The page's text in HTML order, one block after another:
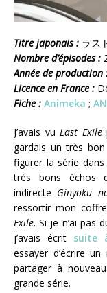
Titre japonais : ラス
Nombre d’épisodes :
Année de production
Licence en France :
Fiche : Animeka ;
J’avais vuLast Exile
gardais un très
figurer la série dans
très bons échos
indirecte Ginyoku
ressortir mon
Exile. Si je n’ai pas
j’avais écrit suite
essayer d’écrire
partager à
grande série.